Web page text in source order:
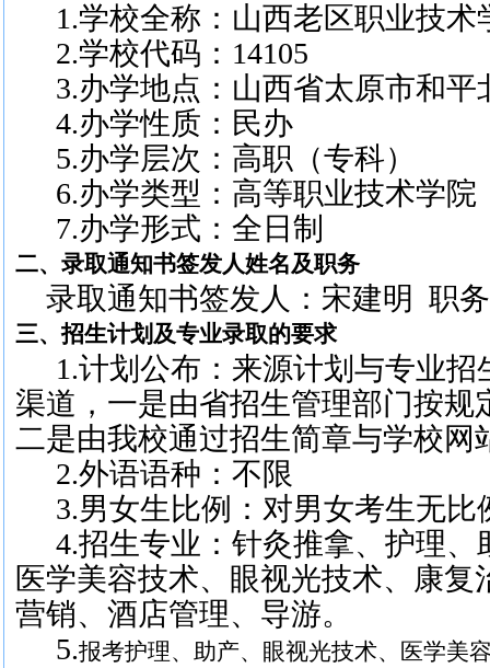
1.学校全称：山西老区职业技术
2.学校代码：14105
3.办学地点：山西省太原市和平
4.办学性质：民办
5.办学层次：高职（专科）
6.办学类型：高等职业技术学院
7.办学形式：全日制
二、录取通知书签发人姓名及职务
录取通知书签发人：宋建明 职
三、招生计划及专业录取的要求
1.计划公布：来源计划与专业
渠道，一是由省招生管理部门按规
二是由我校通过招生简章与学校网
2.外语语种：不限
3.男女生比例：对男女考生无比
4.招生专业：针灸推拿、护理
医学美容技术、眼视光技术、康复
营销、酒店管理、导游。
5.报考护理、助产、眼视光技术、医学美